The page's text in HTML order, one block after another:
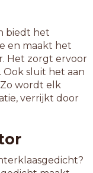
biedt het
en maakt het
Het zorgt ervoor
Ook sluit het aan
wordt elk
verrijkt door